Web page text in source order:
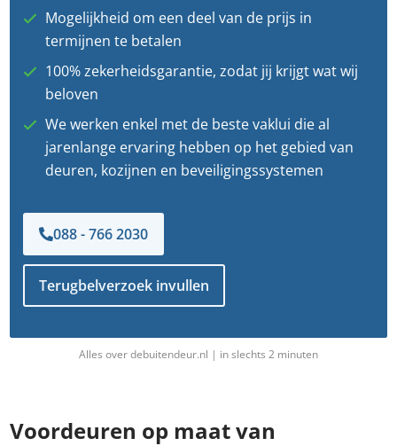
Mogelijkheid om een deel van de prijs in
termijnen te betalen
100% zekerheidsgarantie, zodat jij krijgt wat wij
beloven
We werken enkel met de beste vaklui die al
jarenlange ervaring hebben op het gebied van
deuren, kozijnen en beveiligingssystemen
088 - 766 2030
Terugbelverzoek invullen
Alles over debuitendeur.nl | in slechts 2 minuten
Voordeuren op maat van